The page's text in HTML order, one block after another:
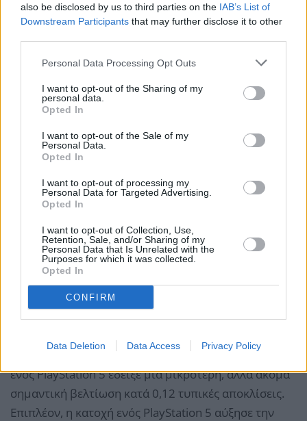
also be disclosed by us to third parties on the IAB’s List of
Downstream Participants that may further disclose it to other
Personal Data Processing Opt Outs
I want to opt-out of the Sharing of my
personal data.
Opted In
I want to opt-out of the Sale of my
Personal Data.
Opted In
I want to opt-out of processing my
Personal Data for Targeted Advertising.
Opted In
I want to opt-out of Collection, Use,
Retention, Sale, and/or Sharing of my
Personal Data that Is Unrelated with the
Purposes for which it was collected.
Opted In
CONFIRM
Data Deletion Data Access Privacy Policy
υγεία κατά 0,60 τυπικές αποκλίσεις, ενώ η κατοχή
ενός PlayStation 5 έδειξε μια μικρότερη, αλλά ακόμα
σημαντική βελτίωση κατά 0,12 τυπικές αποκλίσεις.
Επιπλέον, η κατοχή ενός PlayStation 5 αύξησε την